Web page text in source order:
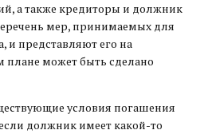
а также кредиторы и должник
мер, принимаемых для
и представляют его на
плане может быть сделано
условия погашения
должник имеет какой-то